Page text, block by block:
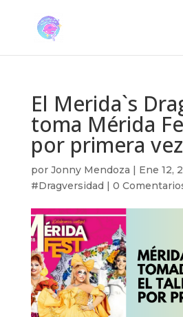
El Merida`s
toma Mérida
por primera vez
por Jonny Mendoza | Ene 12,
#Dragversidad | 0